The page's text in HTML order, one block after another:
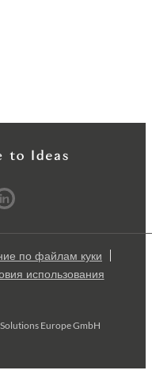
по файлам куки
использования
Europe GmbH